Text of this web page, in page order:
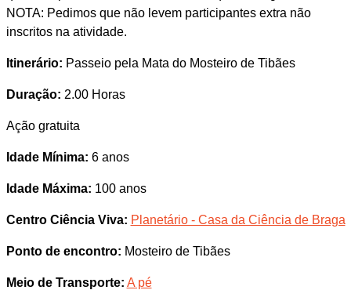
NOTA: Pedimos que não levem participantes extra não
inscritos na atividade.
Itinerário: Passeio pela Mata do Mosteiro de Tibães
Duração: 2.00 Horas
Ação gratuita
Idade Mínima: 6 anos
Idade Máxima: 100 anos
Centro Ciência Viva: Planetário - Casa da Ciência de Braga
Ponto de encontro: Mosteiro de Tibães
Meio de Transporte: A pé